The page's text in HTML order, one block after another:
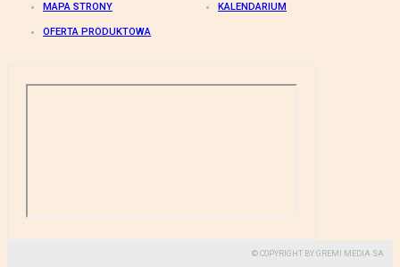
MAPA STRONY KALENDARIUM
OFERTA PRODUKTOWA
© COPYRIGHT BY GREMI MEDIA SA